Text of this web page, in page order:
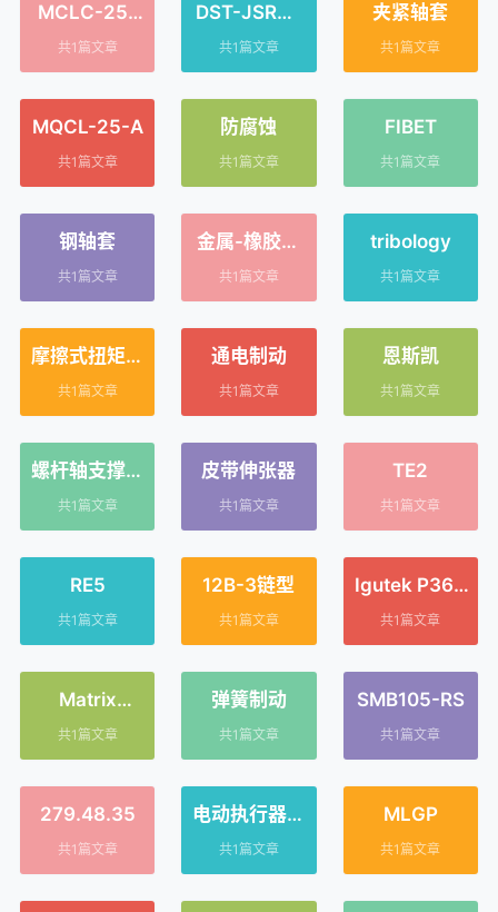
MCLC-25-
25-F
共1篇文章
DST-JSRM-
3632DS16x
共1篇文章
夹紧轴套
共1篇文章
MQCL-25-A
共1篇文章
防腐蚀
共1篇文章
FIBET
共1篇文章
钢轴套
共1篇文章
金属-橡胶粘
接衬套
共1篇文章
tribology
共1篇文章
摩擦式扭矩限
制器
共1篇文章
通电制动
共1篇文章
恩斯凯
共1篇文章
螺杆轴支撑套
件
共1篇文章
皮带伸张器
共1篇文章
TE2
共1篇文章
RE5
共1篇文章
12B-3链型
共1篇文章
Igutek P360
制
共1篇文章
Matrix
International
共1篇文章
弹簧制动
共1篇文章
SMB105-RS
共1篇文章
279.48.35
共1篇文章
电动执行器开
关
共1篇文章
MLGP
共1篇文章